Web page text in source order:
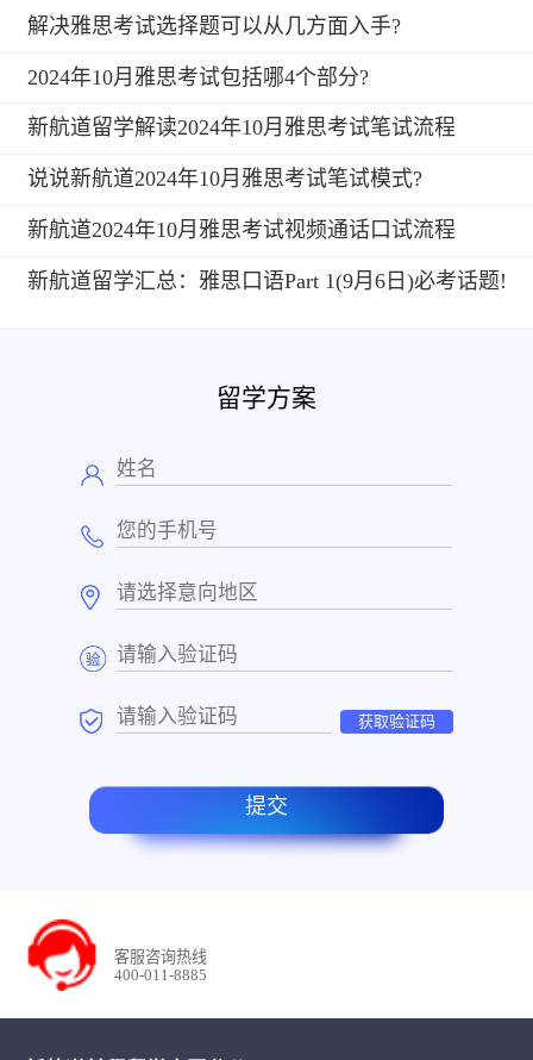
解决雅思考试选择题可以从几方面入手?
2024年10月雅思考试包括哪4个部分?
新航道留学解读2024年10月雅思考试笔试流程
说说新航道2024年10月雅思考试笔试模式?
新航道2024年10月雅思考试视频通话口试流程
新航道留学汇总：雅思口语Part 1(9月6日)必考话题!
留学方案
获取验证码
提交
客服咨询热线
400-011-8885